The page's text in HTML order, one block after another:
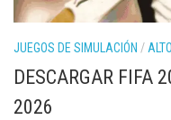
JUEGOS DE SIMULACIÓN /
DESCARGAR FIFA
2026